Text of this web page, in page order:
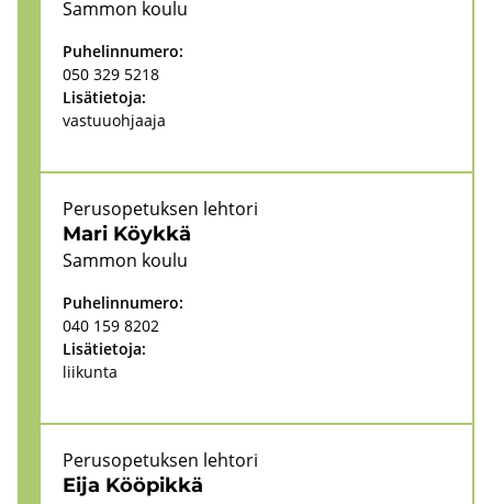
Sam­mon koulu
Pu­he­lin­nu­me­ro:
050 329 5218
Li­sä­tie­to­ja:
vas­tuu­oh­jaa­ja
Mari Köyk­kä
Pe­rus­o­pe­tuk­sen leh­to­ri
Sam­mon koulu
Pu­he­lin­nu­me­ro:
040 159 8202
Li­sä­tie­to­ja:
lii­kun­ta
Eija Köö­pik­kä
Pe­rus­o­pe­tuk­sen leh­to­ri